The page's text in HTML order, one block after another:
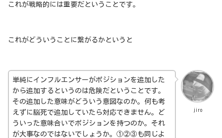
これが戦略的には重要だということです。
これがどういうことに繋がるかというと
jiro
単純にインフルエンサーがポジションを追加した
から追加するというのは危険だということです。
その追加した意味がどういう意図なのか。何も考
えずに脳死で追加していたら対応できません。ど
ういった意味合いでポジションを持つのか。それ
が大事なのではないでしょうか。①②③も同じよ